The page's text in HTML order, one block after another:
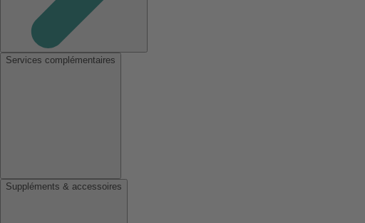
Services complémentaires
Suppléments & accessoires